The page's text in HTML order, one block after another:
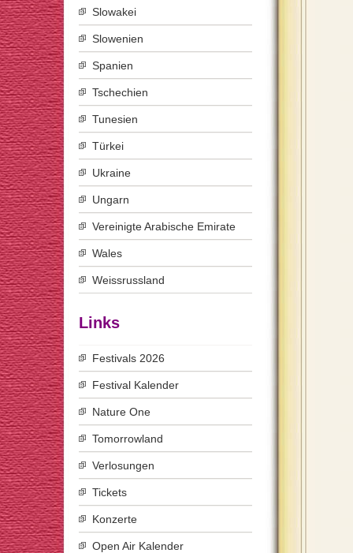
Slowakei
Slowenien
Spanien
Tschechien
Tunesien
Türkei
Ukraine
Ungarn
Vereinigte Arabische Emirate
Wales
Weissrussland
Links
Festivals 2026
Festival Kalender
Nature One
Tomorrowland
Verlosungen
Tickets
Konzerte
Open Air Kalender